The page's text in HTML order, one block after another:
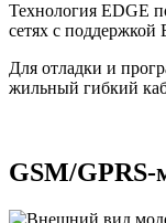
Технология EDGE
сетях с поддержкой
Для отладки и
жильный гибкий
GSM/GPRS-